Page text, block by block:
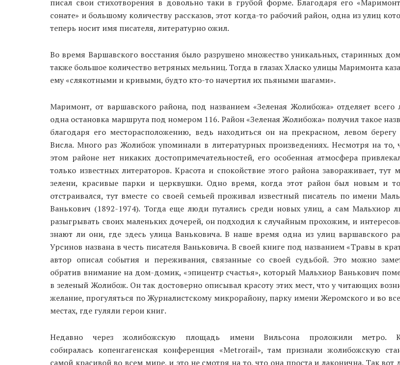
писал свои стихотворения в довольно таки в грубой форме. Благодаря его
сонате» и большому количеству рассказов, этот когда-то рабочий район, одна из улиц
теперь носит имя писателя, литературно ожил.
Во время Варшавского восстания было разрушено множество уникальных, старинных
также большое количество ветряных мельниц. Тогда в глазах Хласко улицы Маримонта
ему «слякотными и кривыми, будто кто-то начертил их пьяными шагами».
Маримонт, от варшавского района, под названием «Зеленая Жолибожа» отделяет всего
одна остановка маршрута под номером 116. Район «Зеленая Жолибожа» получил такое
благодаря его месторасположению, ведь находиться он на прекрасном, левом берегу
Висла. Много раз Жолибож упоминали в литературных произведениях. Несмотря на то,
этом районе нет никаких достопримечательностей, его особенная атмосфера
только известных литераторов. Красота и спокойствие этого района завораживает, тут
зелени, красивые парки и церквушки. Одно время, когда этот район был новым и
отстраивался, тут вместе со своей семьей проживал известный писатель по имени
Ванькович (1892-1974). Тогда еще люди путались среди новых улиц, а сам Мальхиор
разыгрывать своих маленьких дочерей, он подходил к случайным прохожим, и
знают ли они, где здесь улица Ваньковича. В наше время одна из улиц варшавского
Урсинов названа в честь писателя Ваньковича. В своей книге под названием «Травы в
автор описал события и переживания, связанные со своей судьбой. Это можно
обратив внимание на дом-домик, «эпицентр счастья», который Мальхиор Ванькович
в зеленый Жолибож. Он так достоверно описывал красоту этих мест, что у читающих
желание, прогуляться по Журналистскому микрорайону, парку имени Жеромского и во
местах, где гуляли герои книг.
Недавно через жолибожскую площадь имени Вильсона проложили метро.
собиралась копенгагенская конференция «Metrorail», там признали жолибожскую
самой красивой во всем мире, и это не смотря на то, что она проста и лаконична. Так вот